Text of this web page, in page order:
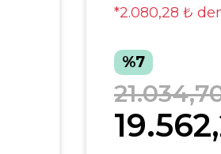
*2.080,28 ₺
%7